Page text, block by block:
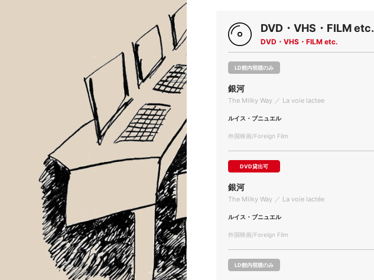
DVD・VHS・FILM etc.
DVD・VHS・FILM etc.
LD館内視聴のみ
銀河
The Milky Way ／ La voie lactee
ルイス・ブニュエル
外国映画/Foreign Film
DVD貸出可
銀河
The Milky Way ／ La voie lactée
ルイス・ブニュエル
外国映画/Foreign Film
LD館内視聴のみ